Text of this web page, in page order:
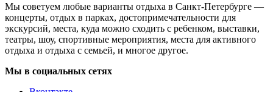
Мы советуем любые варианты отдыха в Санкт-Петербурге —
концерты, отдых в парках, достопримечательности для
экскурсий, места, куда можно сходить с ребенком, выставки,
театры, шоу, спортивные мероприятия, места для активного
отдыха и отдыха с семьей, и многое другое.
Мы в социальных сетях